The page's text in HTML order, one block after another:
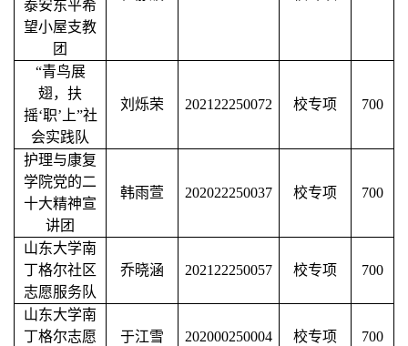
泰安东平希
望小屋支教
团
“青鸟展
翅，扶
摇‘职’上”社
会实践队
刘烁荣 202122250072 校专项 700
护理与康复
学院党的二
十大精神宣
讲团
韩雨萱 202022250037 校专项 700
山东大学南
丁格尔社区
志愿服务队
乔晓涵 202122250057 校专项 700
山东大学南
丁格尔志愿
于江雪 202000250004 校专项 700